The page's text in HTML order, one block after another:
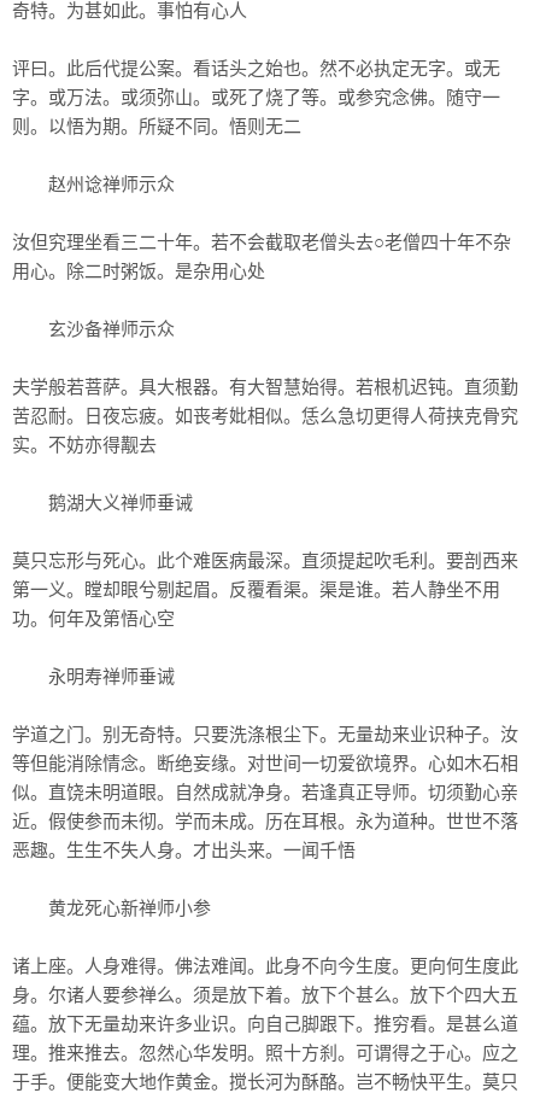
奇特。为甚如此。事怕有心人
评曰。此后代提公案。看话头之始也。然不必执定无字。或无
字。或万法。或须弥山。或死了烧了等。或参究念佛。随守一
则。以悟为期。所疑不同。悟则无二
赵州谂禅师示众
汝但究理坐看三二十年。若不会截取老僧头去○老僧四十年不杂
用心。除二时粥饭。是杂用心处
玄沙备禅师示众
夫学般若菩萨。具大根器。有大智慧始得。若根机迟钝。直须勤
苦忍耐。日夜忘疲。如丧考妣相似。恁么急切更得人荷挟克骨究
实。不妨亦得觏去
鹅湖大义禅师垂诫
莫只忘形与死心。此个难医病最深。直须提起吹毛利。要剖西来
第一义。瞠却眼兮剔起眉。反覆看渠。渠是谁。若人静坐不用
功。何年及第悟心空
永明寿禅师垂诫
学道之门。别无奇特。只要洗涤根尘下。无量劫来业识种子。汝
等但能消除情念。断绝妄缘。对世间一切爱欲境界。心如木石相
似。直饶未明道眼。自然成就净身。若逢真正导师。切须勤心亲
近。假使参而未彻。学而未成。历在耳根。永为道种。世世不落
恶趣。生生不失人身。才出头来。一闻千悟
黄龙死心新禅师小参
诸上座。人身难得。佛法难闻。此身不向今生度。更向何生度此
身。尔诸人要参禅么。须是放下着。放下个甚么。放下个四大五
蕴。放下无量劫来许多业识。向自己脚跟下。推穷看。是甚么道
理。推来推去。忽然心华发明。照十方刹。可谓得之于心。应之
于手。便能变大地作黄金。搅长河为酥酪。岂不畅快平生。莫只